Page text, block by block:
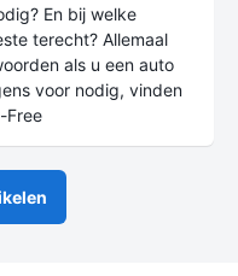
En bij welke
terecht? Allemaal
als u een auto
voor nodig, vinden
Free